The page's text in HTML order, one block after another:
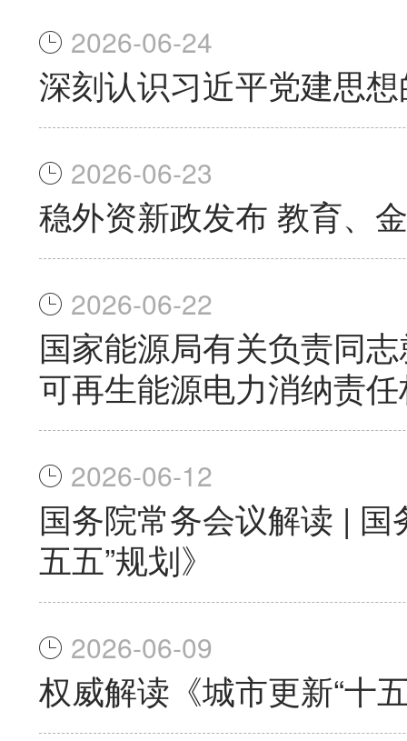
2026-06-24
深刻认识习近平党建思
2026-06-23
稳外资新政发布 教育、
2026-06-22
国家能源局有关负责同
可再生能源电力消纳责
2026-06-12
国务院常务会议解读 |
五五”规划》
2026-06-09
权威解读《城市更新“十